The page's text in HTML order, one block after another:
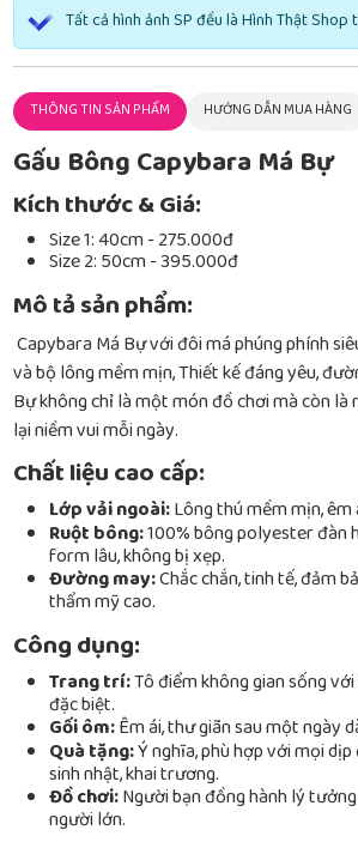
Tất cả hình ảnh SP đều là Hình Thật Shop
THÔNG TIN SẢN PHẨM HƯỚNG DẪN MUA HÀNG
Gấu Bông Capybara Má Bự
Kích thước & Giá:
Size 1: 40cm - 275.000đ
Size 2: 50cm - 395.000đ
Mô tả sản phẩm:
Capybara Má Bự với đôi má phúng phính
và bộ lông mềm mịn, Thiết kế đáng yêu,
Bự không chỉ là một món đồ chơi mà còn
lại niềm vui mỗi ngày.
Chất liệu cao cấp:
Lớp vải ngoài:Lông thú mềm mịn, êm
Ruột bông:100% bông polyester đàn
form lâu, không bị xẹp.
Đường may:Chắc chắn, tinh tế, đảm
thẩm mỹ cao.
Công dụng:
Trang trí:Tô điểm không gian sống
đặc biệt.
Gối ôm:Êm ái, thư giãn sau một ngày
Quà tặng:Ý nghĩa, phù hợp với mọi
sinh nhật, khai trương.
Đồ chơi:Người bạn đồng hành lý
người lớn.